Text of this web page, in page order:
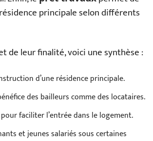
principale selon différents
de leur finalité, voici une synthèse :
d’une résidence principale.
des bailleurs comme des locataires.
faciliter l’entrée dans le logement.
et jeunes salariés sous certaines